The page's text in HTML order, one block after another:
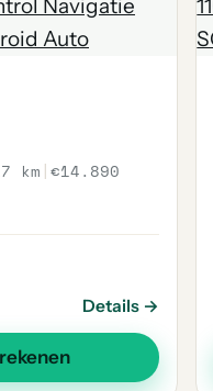
km |€14.890
Details →